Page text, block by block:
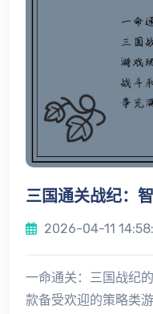
三国通关战纪：
2026-04-11
一命通关：三国战纪
款备受欢迎的策略类